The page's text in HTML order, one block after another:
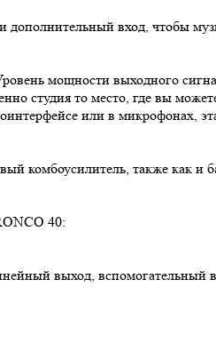
вход, чтобы
мощности выходного
студия то место, где вы
или в микрофонах,
комбоусилитель, также как и
40:
выход,